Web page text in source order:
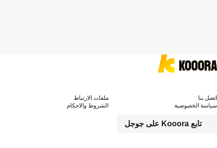
تابع Kooora على جوجل
اتصل بنا
ملفات الارتباط
سياسة الخصوصية
الشروط والاحكام